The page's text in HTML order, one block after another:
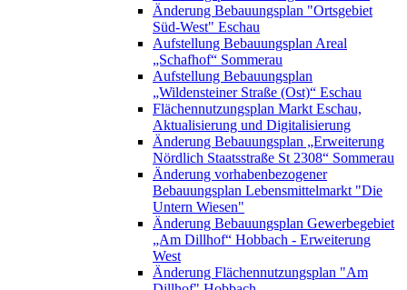
Änderung Bebauungsplan "Ortsgebiet
Süd-West" Eschau
Aufstellung Bebauungsplan Areal
„Schafhof“ Sommerau
Aufstellung Bebauungsplan
„Wildensteiner Straße (Ost)“ Eschau
Flächennutzungsplan Markt Eschau,
Aktualisierung und Digitalisierung
Änderung Bebauungsplan „Erweiterung
Nördlich Staatsstraße St 2308“ Sommerau
Änderung vorhabenbezogener
Bebauungsplan Lebensmittelmarkt "Die
Untern Wiesen"
Änderung Bebauungsplan Gewerbegebiet
„Am Dillhof“ Hobbach - Erweiterung
West
Änderung Flächennutzungsplan "Am